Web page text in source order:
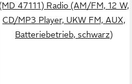
(MD 47111) Radio (AM/FM, 12 W,
CD/MP3 Player, UKW FM, AUX,
Batteriebetrieb, schwarz)